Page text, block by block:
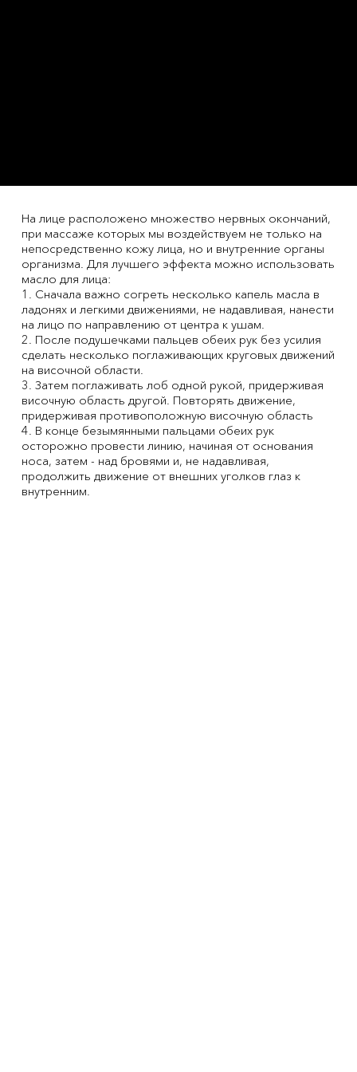
На лице расположено множество нервных окончаний,
при массаже которых мы воздействуем не только на
непосредственно кожу лица, но и внутренние органы
организма. Для лучшего эффекта можно использовать
масло для лица:
1. Сначала важно согреть несколько капель масла в
ладонях и легкими движениями, не надавливая, нанести
на лицо по направлению от центра к ушам.
2. После подушечками пальцев обеих рук без усилия
сделать несколько поглаживающих круговых движений
на височной области.
3. Затем поглаживать лоб одной рукой, придерживая
височную область другой. Повторять движение,
придерживая противоположную височную область
4. В конце безымянными пальцами обеих рук
осторожно провести линию, начиная от основания
носа, затем - над бровями и, не надавливая,
продолжить движение от внешних уголков глаз к
внутренним.